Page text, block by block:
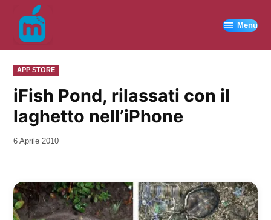
contenuto
Menu
PUBBLICATO
IN
APP STORE
iFish Pond, rilassati con il
laghetto nell’iPhone
da
6 Aprile 2010